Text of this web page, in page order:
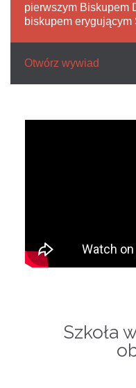
pierwszym Biskupem
biskupem erygującym
Otwórz wywiad
Szkoła